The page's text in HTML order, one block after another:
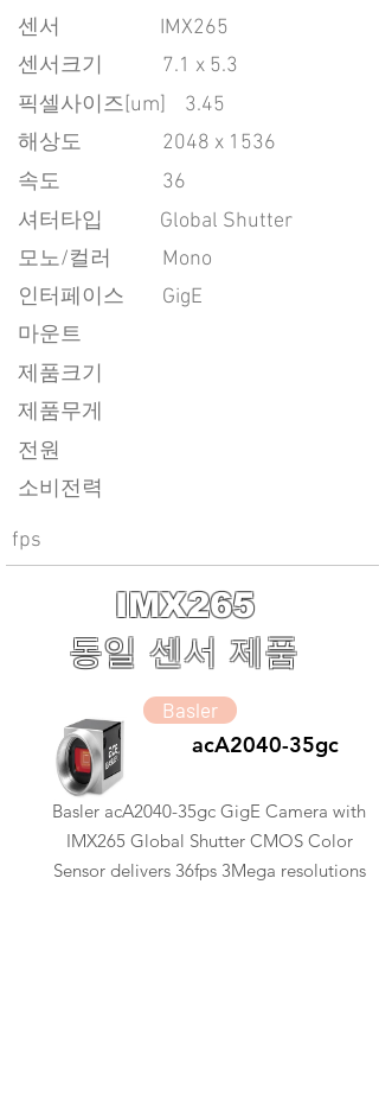
센서
IMX265
센서크기
픽셀사이즈[um]
3.45
​해상도
2048 x 1536
속도
36
​셔터타입
Global Shutter
모노/컬러
Mono
인터페이스
GigE
마운트
제품크기
제품무게
전원
소비전력
7.1 x 5.3
fps
IMX265
동일 센서 제품
Basler
acA2040-35gc
Basler acA2040-35gc GigE Camera with
IMX265 Global Shutter CMOS Color
Sensor delivers 36fps 3Mega resolutions